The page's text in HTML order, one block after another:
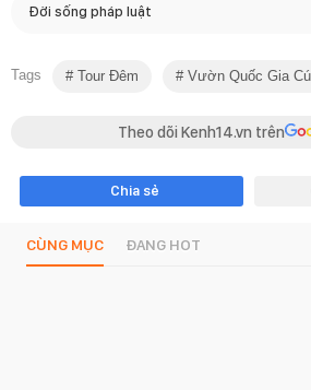
Đời sống pháp luật
Tags Tour Đêm Vườn Quốc Gia
Theo dõi Kenh14.vn trên
Chia sẻ
CÙNG MỤC ĐANG HOT